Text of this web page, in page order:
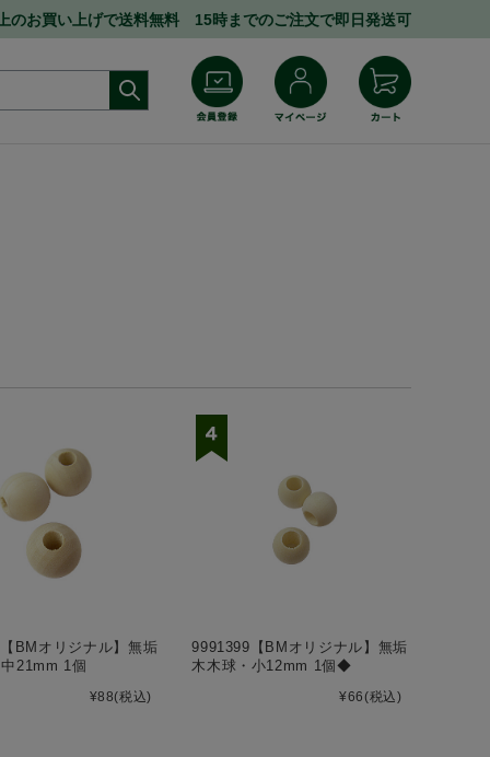
のお買い上げで送料無料 15時までのご注文で即日発送可
BMオリジナル】無垢
21mm 1個
¥88(税込)
9991399【BMオリジナル】無垢
木木球・小12mm 1個◆
¥66(税込)